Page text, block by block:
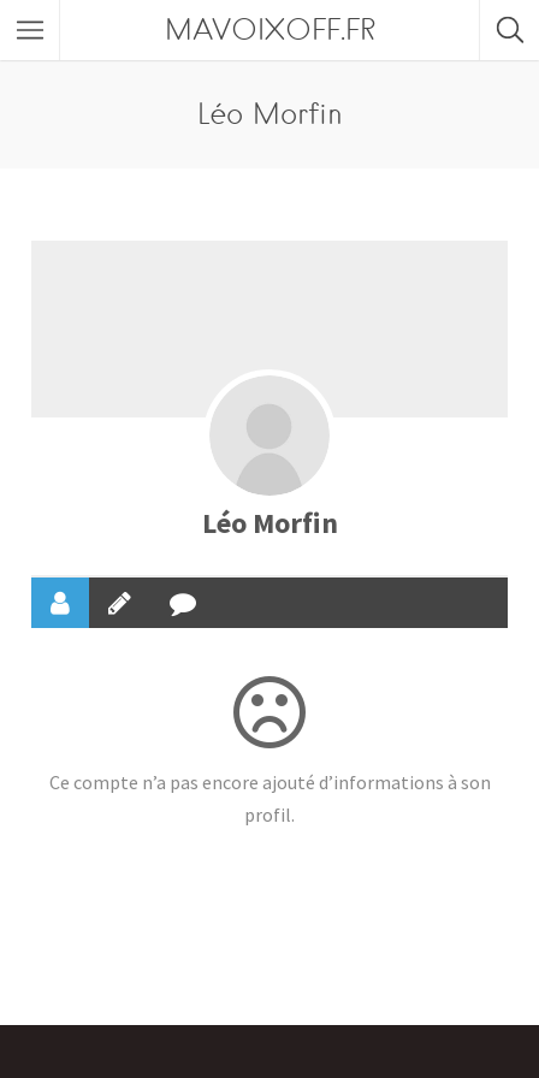
MAVOIXOFF.FR
Léo Morfin
Léo Morfin
Ce compte n’a pas encore ajouté d’informations à son
profil.